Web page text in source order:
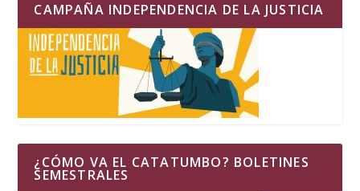
CAMPAÑA INDEPENDENCIA DE LA JUSTICIA
¿CÓMO VA EL CATATUMBO? BOLETINES
SEMESTRALES